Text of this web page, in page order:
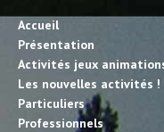
Accueil
Présentation
Activités jeux
Les nouvelles activités !
Particuliers
Professionnels